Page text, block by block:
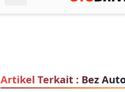
Artikel Terkait : Bez